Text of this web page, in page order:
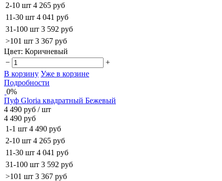
2-10 шт 4 265 руб
11-30 шт 4 041 руб
31-100 шт 3 592 руб
>101 шт 3 367 руб
Цвет: Коричневый
−
+
В корзину Уже в корзине
Подробности
0%
Пуф Gloria квадратный Бежевый
4 490 руб / шт
4 490 руб
1-1 шт 4 490 руб
2-10 шт 4 265 руб
11-30 шт 4 041 руб
31-100 шт 3 592 руб
>101 шт 3 367 руб